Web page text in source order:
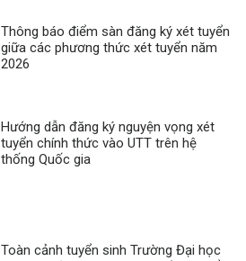
Thông báo điểm sàn đăng ký xét tuyển
giữa các phương thức xét tuyển năm
2026
Hướng dẫn đăng ký nguyện vọng xét
tuyển chính thức vào UTT trên hệ
thống Quốc gia
Toàn cảnh tuyển sinh Trường Đại học